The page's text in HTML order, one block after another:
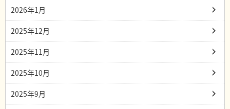
2026年1月
2025年12月
2025年11月
2025年10月
2025年9月